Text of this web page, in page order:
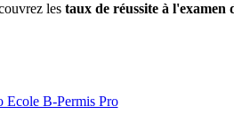
les taux de réussite à l'examen